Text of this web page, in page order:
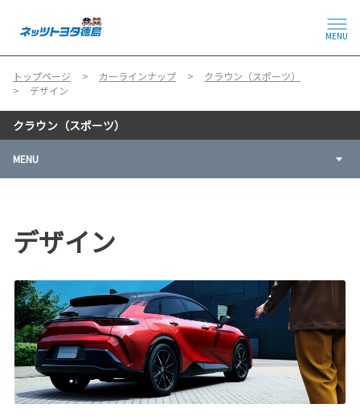
MENU
トップページ カーラインナップ
クラウン（スポーツ）
デザイン
クラウン（スポーツ）
MENU
デザイン